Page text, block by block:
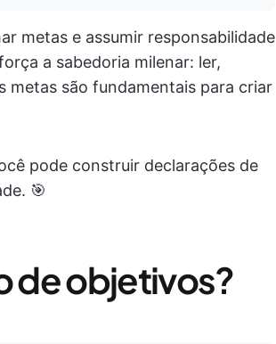
metas e assumir responsabilidade
a sabedoria milenar: ler,
metas são fundamentais para criar
pode construir declarações de
🎯
de objetivos?